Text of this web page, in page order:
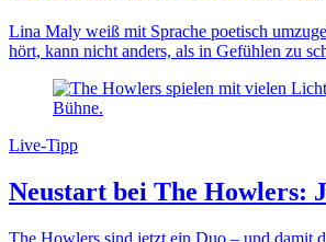
Lina Maly weiß mit Sprache poetisch
hört, kann nicht anders, als in Gefühlen zu
Live-Tipp
Neustart bei The Howlers:
The Howlers sind jetzt ein Duo – und damit